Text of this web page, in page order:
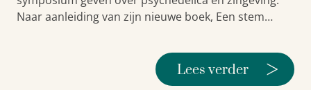
Naar aanleiding van zijn nieuwe boek, Een stem…
Lees verder >